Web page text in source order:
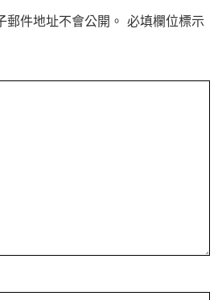
件地址不會公開。 必填欄位標示